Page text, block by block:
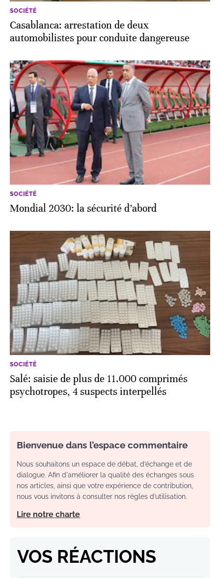
SOCIÉTÉ
Casablanca: arrestation de deux
automobilistes pour conduite dangereuse
SOCIÉTÉ
Mondial 2030: la sécurité d’abord
SOCIÉTÉ
Salé: saisie de plus de 11.000 comprimés
psychotropes, 4 suspects interpellés
Bienvenue dans l’espace commentaire
Nous souhaitons un espace de débat, d’échange et de
dialogue. Afin d'améliorer la qualité des échanges sous
nos articles, ainsi que votre expérience de contribution,
nous vous invitons à consulter nos règles d’utilisation.
Lire notre charte
VOS RÉACTIONS